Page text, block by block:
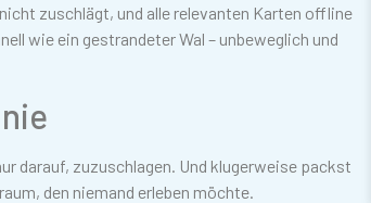
zuschlägt, und alle relevanten Karten offline
wie ein gestrandeter Wal – unbeweglich und
darauf, zuzuschlagen. Und klugerweise packst
den niemand erleben möchte.